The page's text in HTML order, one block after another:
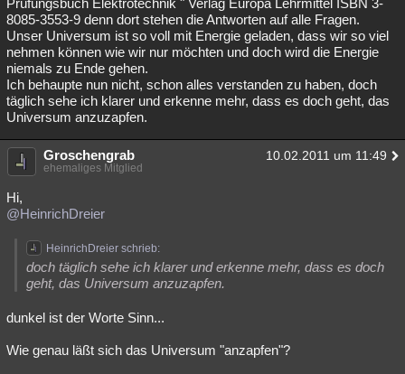
Prüfungsbuch Elektrotechnik " Verlag Europa Lehrmittel ISBN 3-
8085-3553-9 denn dort stehen die Antworten auf alle Fragen.
Unser Universum ist so voll mit Energie geladen, dass wir so viel
nehmen können wie wir nur möchten und doch wird die Energie
niemals zu Ende gehen.
Ich behaupte nun nicht, schon alles verstanden zu haben, doch
täglich sehe ich klarer und erkenne mehr, dass es doch geht, das
Universum anzuzapfen.
Groschengrab 10.02.2011 um 11:49
ehemaliges Mitglied
Hi,
@HeinrichDreier
HeinrichDreier schrieb:
doch täglich sehe ich klarer und erkenne mehr, dass es doch
geht, das Universum anzuzapfen.
dunkel ist der Worte Sinn...
Wie genau läßt sich das Universum "anzapfen"?